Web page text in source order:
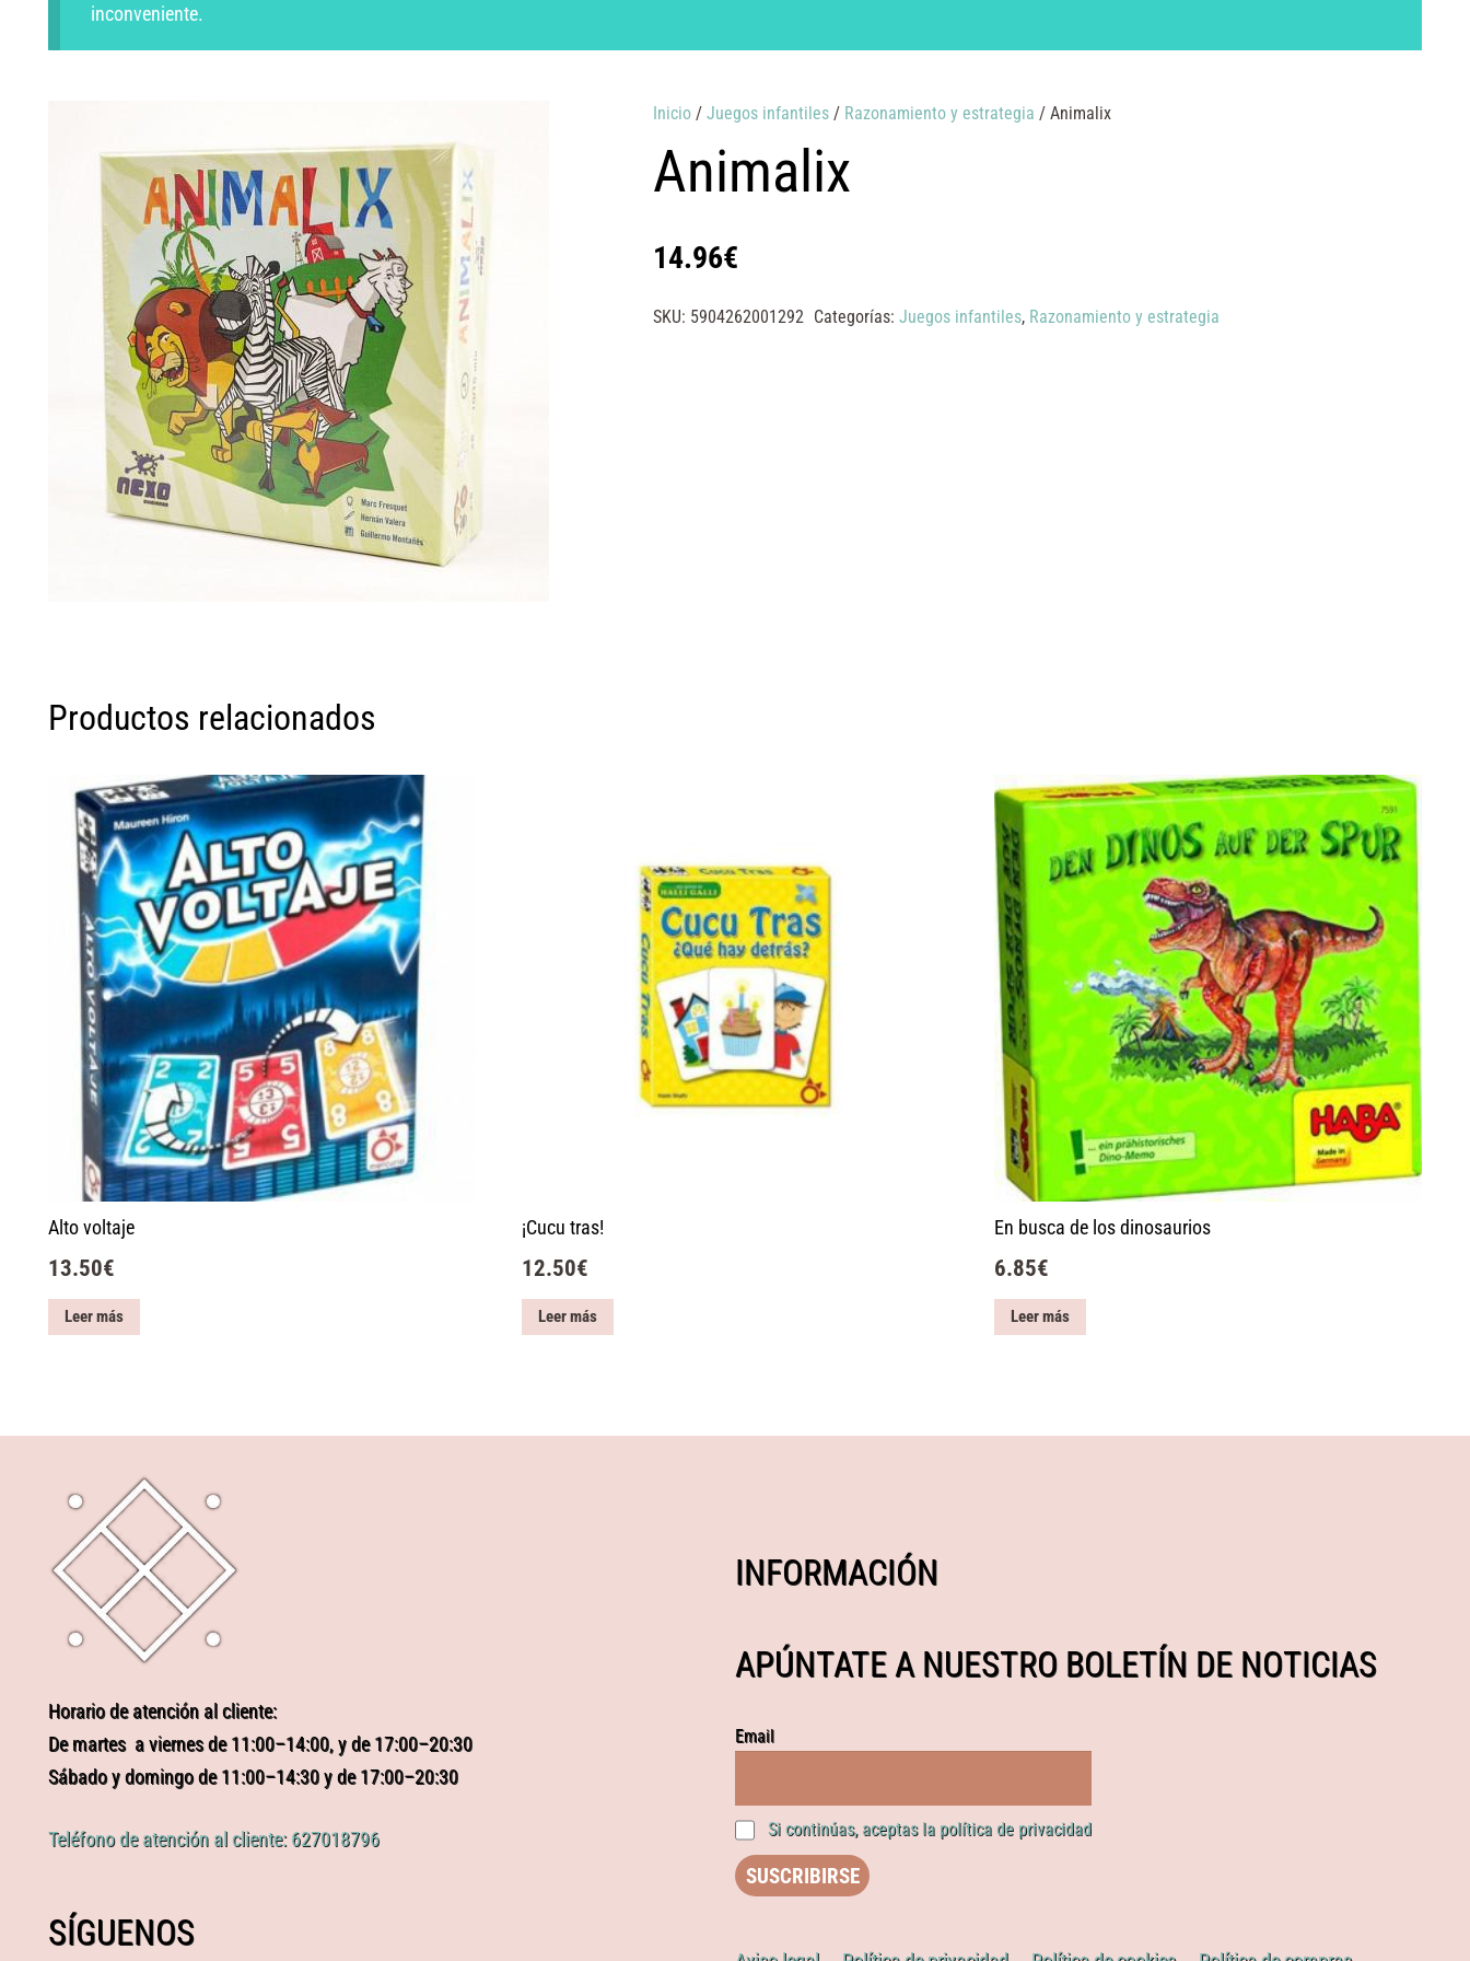
inconveniente.
Inicio/ Juegos infantiles/ Razonamiento y estrategia / Animalix
Animalix
14.96€
SKU: 5904262001292 Categorías: Juegos infantiles, Razonamiento y estrategia
Productos relacionados
Alto voltaje
13.50€
Leer más
¡Cucu tras!
12.50€
Leer más
En busca de los dinosaurios
6.85€
Leer más
Horario de atención al cliente:
De martes a viernes de 11:00–14:00, y de 17:00–20:30
Sábado y domingo de 11:00–14:30 y de 17:00–20:30
Teléfono de atención al cliente: 627018796
SÍGUENOS
INFORMACIÓN
APÚNTATE A NUESTRO BOLETÍN DE NOTICIAS
Email
Si continúas, aceptas la política de privacidad